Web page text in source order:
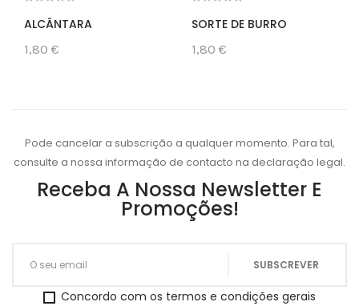
ALCÂNTARA
1,80 €
SORTE DE BURRO
1,80 €
Pode cancelar a subscrição a qualquer momento. Para tal,
consulte a nossa informação de contacto na declaração legal.
Receba A Nossa Newsletter E
Promoções!
Concordo com os termos e condições gerais